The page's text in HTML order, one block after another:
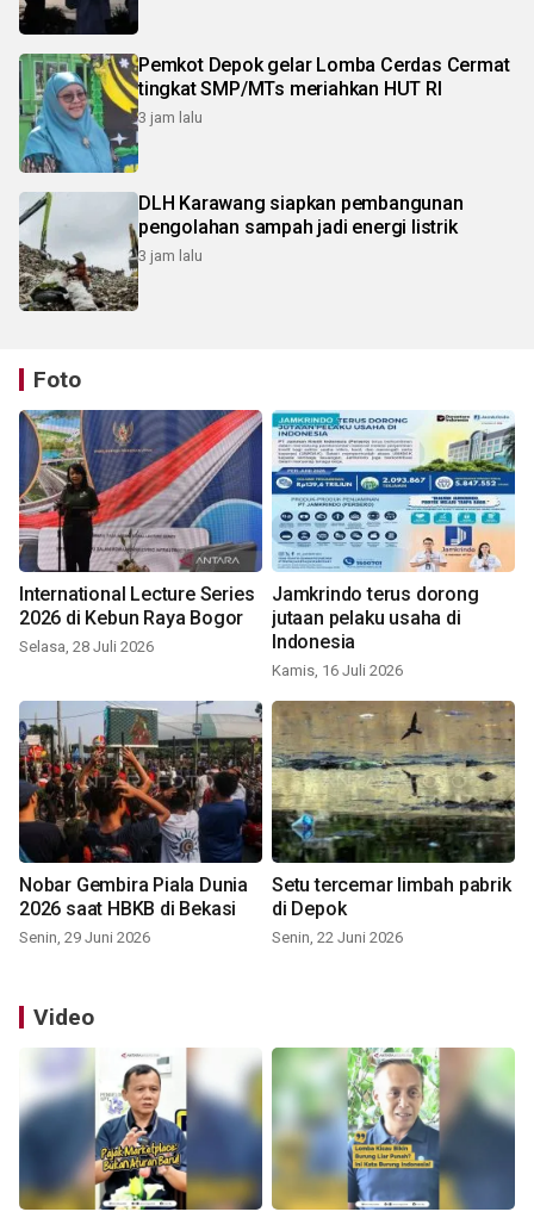
Pemkot Depok gelar Lomba Cerdas Cermat
tingkat SMP/MTs meriahkan HUT RI
3 jam lalu
DLH Karawang siapkan pembangunan
pengolahan sampah jadi energi listrik
3 jam lalu
Foto
International Lecture Series
2026 di Kebun Raya Bogor
Selasa, 28 Juli 2026
Jamkrindo terus dorong
jutaan pelaku usaha di
Indonesia
Kamis, 16 Juli 2026
Nobar Gembira Piala Dunia
2026 saat HBKB di Bekasi
Senin, 29 Juni 2026
Setu tercemar limbah pabrik
di Depok
Senin, 22 Juni 2026
Video